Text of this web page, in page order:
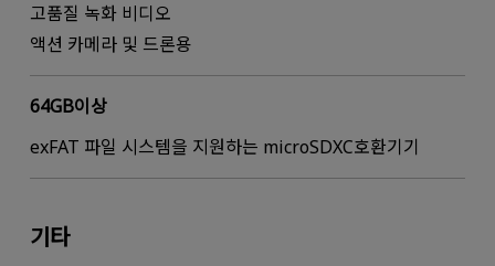
고품질 녹화 비디오
액션 카메라 및 드론용
64GB이상
exFAT 파일 시스템을 지원하는 microSDXC호환기기
기타